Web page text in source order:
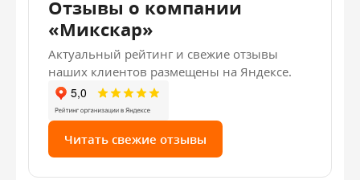
Отзывы о компании
«Микскар»
Актуальный рейтинг и свежие отзывы
наших клиентов размещены на Яндексе.
Читать свежие отзывы